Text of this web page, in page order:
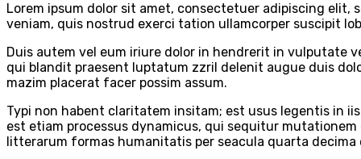
Lorem ipsum dolor sit amet, consectetuer adipiscing
veniam, quis nostrud exerci tation ullamcorper suscipit
Duis autem vel eum iriure dolor in hendrerit in vulputate
qui blandit praesent luptatum zzril delenit augue duis
mazim placerat facer possim assum.
Typi non habent claritatem insitam; est usus legentis in
est etiam processus dynamicus, qui sequitur
litterarum formas humanitatis per seacula quarta